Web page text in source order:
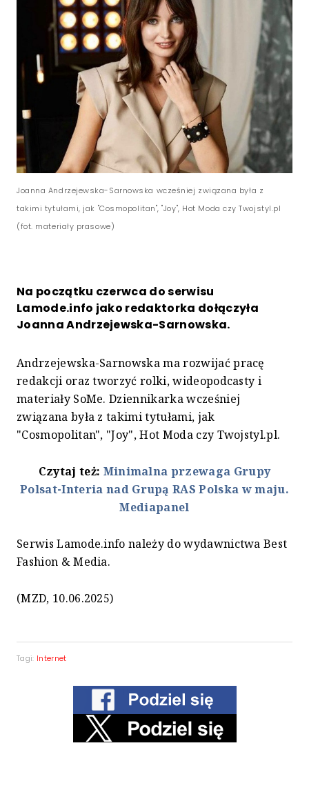
Joanna Andrzejewska-Sarnowska wcześniej związana była z
takimi tytułami, jak "Cosmopolitan", "Joy", Hot Moda czy Twojstyl.pl
(fot. materiały prasowe)
Na początku czerwca do serwisu
Lamode.info jako redaktorka dołączyła
Joanna Andrzejewska-Sarnowska.
Andrzejewska-Sarnowska ma rozwijać pracę
redakcji oraz tworzyć rolki, wideopodcasty i
materiały SoMe. Dziennikarka wcześniej
związana była z takimi tytułami, jak
"Cosmopolitan", "Joy", Hot Moda czy Twojstyl.pl.
Czytaj też: Minimalna przewaga Grupy
Polsat-Interia nad Grupą RAS Polska w maju.
Mediapanel
Serwis Lamode.info należy do wydawnictwa Best
Fashion & Media.
(MZD, 10.06.2025)
Tagi: Internet